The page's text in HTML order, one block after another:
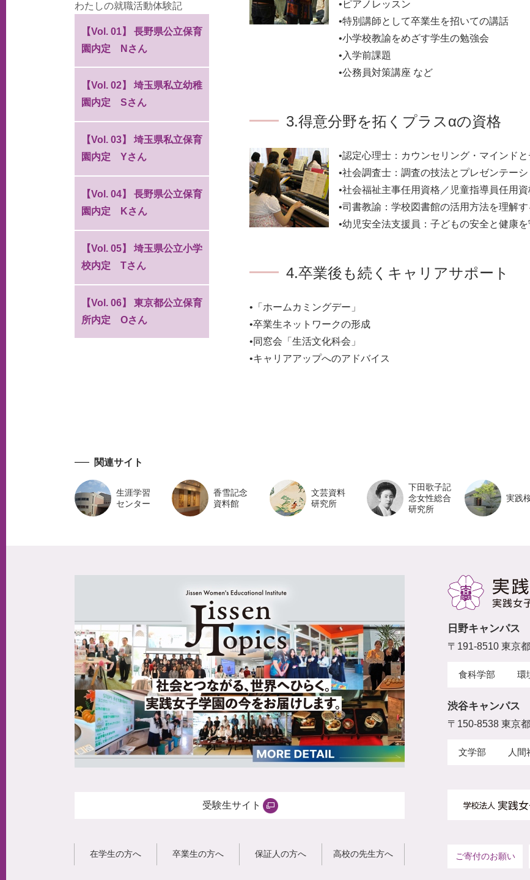
わたしの就職活動体験記
【Vol. 01】 長野県公立保育
園内定 Nさん
【Vol. 02】 埼玉県私立幼稚
園内定 Sさん
【Vol. 03】 埼玉県私立保育
園内定 Yさん
【Vol. 04】 長野県公立保育
園内定 Kさん
【Vol. 05】 埼玉県公立小学
校内定 Tさん
【Vol. 06】 東京都公立保育
所内定 Oさん
•ピアノレッスン
•特別講師として卒業生を招いての講話
•小学校教諭をめざす学生の勉強会
•入学前課題
•公務員対策講座 など
3.得意分野を拓くプラスαの資格
•認定心理士：カウンセリング・マインド
•社会調査士：調査の技法とプレゼンテーシ
•社会福祉主事任用資格／児童指導員任用
•司書教諭：学校図書館の活用方法を理解す
•幼児安全法支援員：子どもの安全と健康を
4.卒業後も続くキャリアサポート
•「ホームカミングデー」
•卒業生ネットワークの形成
•同窓会「生活文化科会」
•キャリアアップへのアドバイス
関連サイト
生涯学習
センター
香雪記念
資料館
文芸資料
研究所
下田歌子記
念女性総合
研究所
実践
受験生サイト
在学生の方へ 卒業生の方へ 保証人の方へ 高校の先生方へ
日野キャンパス
〒191-8510 東京
食科学部 環
渋谷キャンパス
〒150-8538 東京
文学部 人間
ご寄付のお願い